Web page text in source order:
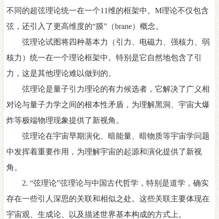
不同的超弦理论统一在一个11维的框架中。M理论不仅包含
弦，还引入了更高维度的“膜” （brane）概念。
弦理论试图将四种基本力（引力、电磁力、强核力、弱
核力）统一在一个理论框架中。特别是它自然地包含了引
力，这是其他理论难以做到的。
弦理论是量子引力理论的有力候选者，它解决了广义相
对论与量子力学之间的根本性矛盾，为理解黑洞、宇宙大爆
炸等极端物理现象提供了新视角。
弦理论在宇宙早期演化、暗能量、暗物质等宇宙学问题
中发挥着重要作用，为理解宇宙的起源和演化提供了新视
角。
2.“弦理论”弦理论与中国古代哲学，特别是道学，确实
存在一些引人深思的关联和相似之处。这些关联主要体现在
宇宙观、生成论、以及描述世界基本构成的方式上。